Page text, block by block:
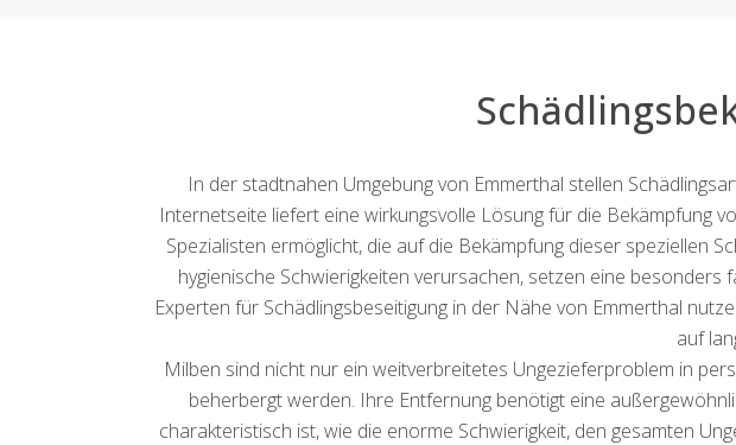
In der stadtnahen Umgebung von Emmerthal stellen
Internetseite liefert eine wirkungsvolle Lösung für die Bekämpfung
Spezialisten ermöglicht, die auf die Bekämpfung dieser speziellen
hygienische Schwierigkeiten verursachen, setzen eine
Experten für Schädlingsbeseitigung in der Nähe von Emmerthal
auf
Milben sind nicht nur ein weitverbreitetes Ungezieferproblem in
beherbergt werden. Ihre Entfernung benötigt eine
charakteristisch ist, wie die enorme Schwierigkeit, den gesamten